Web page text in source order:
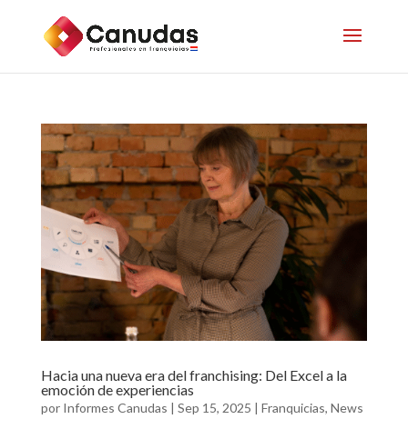
Hacia una nueva era del franchising: Del Excel a la
emoción de experiencias
por Informes Canudas | Sep 15, 2025 | Franquicias, News